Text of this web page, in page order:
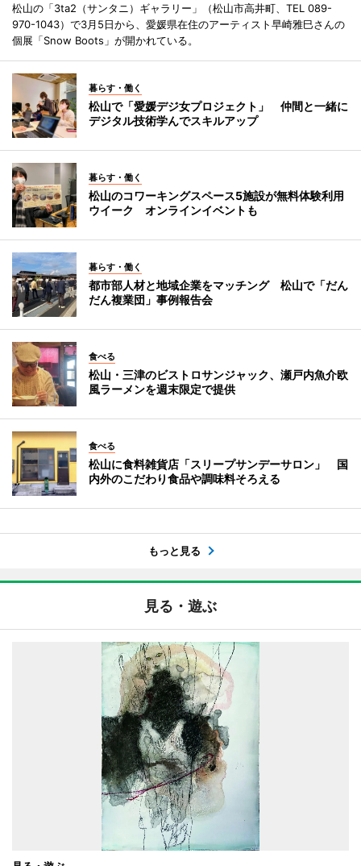
松山の「3ta2（サンタニ）ギャラリー」（松山市高井町、TEL 089-
970-1043）で3月5日から、愛媛県在住のアーティスト早崎雅巳さんの
個展「Snow Boots」が開かれている。
暮らす・働く
松山で「愛媛デジ女プロジェクト」 仲間と一緒に
デジタル技術学んでスキルアップ
暮らす・働く
松山のコワーキングスペース5施設が無料体験利用
ウイーク オンラインイベントも
暮らす・働く
都市部人材と地域企業をマッチング 松山で「だん
だん複業団」事例報告会
食べる
松山・三津のビストロサンジャック、瀬戸内魚介欧
風ラーメンを週末限定で提供
食べる
松山に食料雑貨店「スリープサンデーサロン」 国
内外のこだわり食品や調味料そろえる
もっと見る
見る・遊ぶ